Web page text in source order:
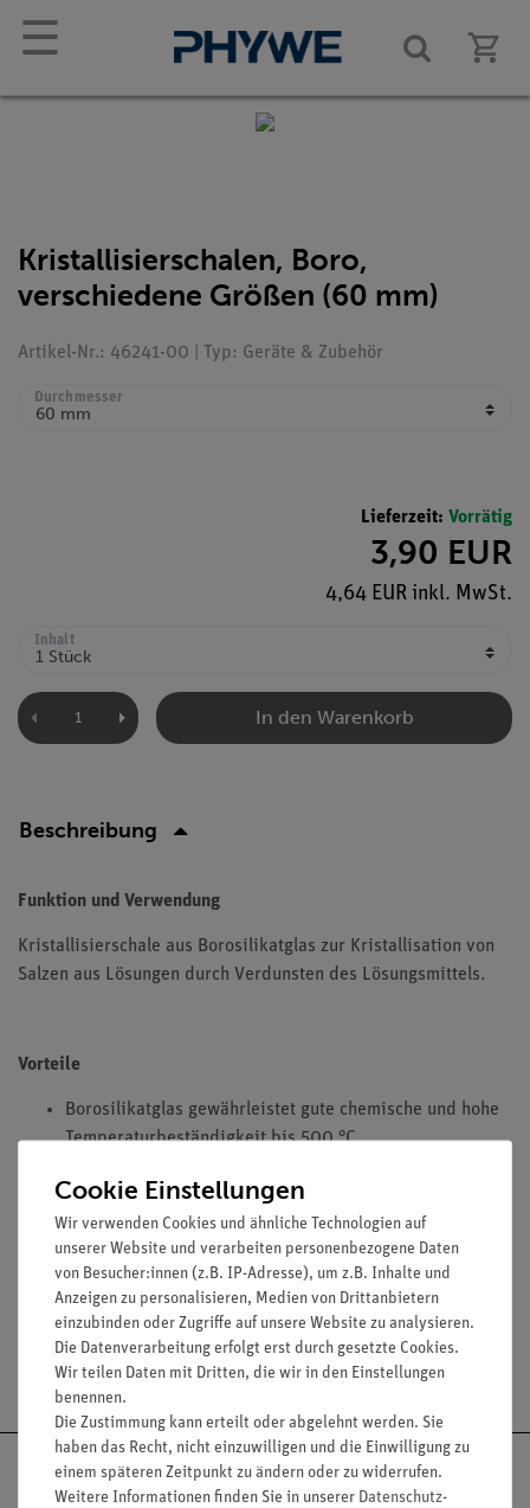
☰
Kristallisierschalen, Boro,
verschiedene Größen (60 mm)
Artikel-Nr.: 46241-00 | Typ: Geräte & Zubehör
Durchmesser
Lieferzeit: Vorrätig
3,90 EUR
4,64 EUR inkl. MwSt.
Inhalt
In den Warenkorb
Beschreibung
Funktion und Verwendung
Kristallisierschale aus Borosilikatglas zur Kristallisation von
Salzen aus Lösungen durch Verdunsten des Lösungsmittels.
Vorteile
Borosilikatglas gewährleistet gute chemische und hohe
Temperaturbeständigkeit bis 500 °C
sauberes Arbeiten im Labor
Extrem flacher Boden der Kristallisierschale eignet sich
ideal zum Temperieren auf einer Heizplatte
Versandkostenfrei ab 300,- €
Cookie Einstellungen
Wir verwenden Cookies und ähnliche Technologien auf
unserer Website und verarbeiten personenbezogene Daten
von Besucher:innen (z.B. IP-Adresse), um z.B. Inhalte und
Anzeigen zu personalisieren, Medien von Drittanbietern
einzubinden oder Zugriffe auf unsere Website zu analysieren.
Die Datenverarbeitung erfolgt erst durch gesetzte Cookies.
Wir teilen Daten mit Dritten, die wir in den Einstellungen
benennen.
Die Zustimmung kann erteilt oder abgelehnt werden. Sie
haben das Recht, nicht einzuwilligen und die Einwilligung zu
einem späteren Zeitpunkt zu ändern oder zu widerrufen.
Weitere Informationen finden Sie in unserer Daten­schutz­